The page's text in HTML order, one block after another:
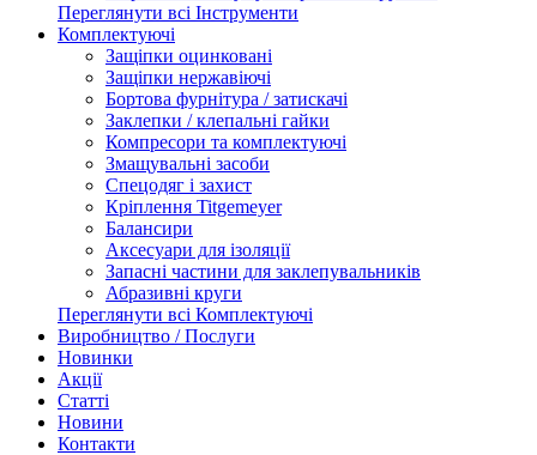
Переглянути всі Інструменти
Комплектуючі
Защіпки оцинковані
Защіпки нержавіючі
Бортова фурнітура / затискачі
Заклепки / клепальні гайки
Компресори та комплектуючі
Змащувальні засоби
Спецодяг і захист
Кріплення Titgemeyer
Балансири
Аксесуари для ізоляції
Запасні частини для заклепувальників
Абразивні круги
Переглянути всі Комплектуючі
Виробництво / Послуги
Новинки
Акції
Статті
Новини
Контакти